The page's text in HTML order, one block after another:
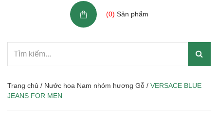
(0) Sản phẩm
Trang chủ / Nước hoa Nam nhóm hương Gỗ / VERSACE BLUE
JEANS FOR MEN